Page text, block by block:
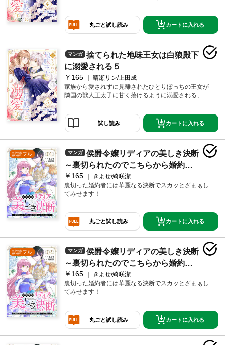
丸ごと試し読み カートに入れる
マンガ
捨てられた地味王女は白狼殿下
に溺愛される５
￥165
晴瀬リン/上田成
家族から愛されずに見離されたひとりぼっちの王女が
隣国の獣人王太子に甘く蕩けるように溺愛される、シ
試し読み カートに入れる
試読フル マンガ
侯爵令嬢リディアの美しき決断
～裏切られたのでこちらから婚約破
棄させていただきます～１
￥165
きよせ/綺咲潔
裏切った婚約者には華麗なる決断でスカッとざまぁし
てみせます！
丸ごと試し読み カートに入れる
試読フル マンガ
侯爵令嬢リディアの美しき決断
～裏切られたのでこちらから婚約破
棄させていただきます～２
￥165
きよせ/綺咲潔
裏切った婚約者には華麗なる決断でスカッとざまぁし
てみせます！
丸ごと試し読み カートに入れる